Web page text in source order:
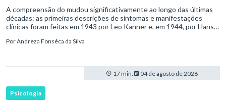
A compreensão do mudou significativamente ao longo das últimas
décadas: as primeiras descrições de sintomas e manifestações
clínicas foram feitas em 1943 por Leo Kanner e, em 1944, por Hans
PorAndreza Fonsêca da Silva
17 min. 04 de agosto de 2026
Psicologia